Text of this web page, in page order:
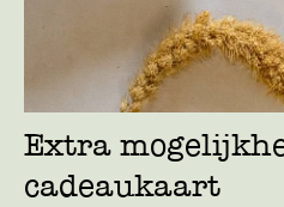
Extra
cadeaukaart